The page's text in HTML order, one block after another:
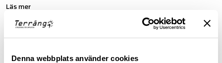
Denna webbplats använder cookies
Läs mer
FINNS I FÖLJANDE FÄRGER